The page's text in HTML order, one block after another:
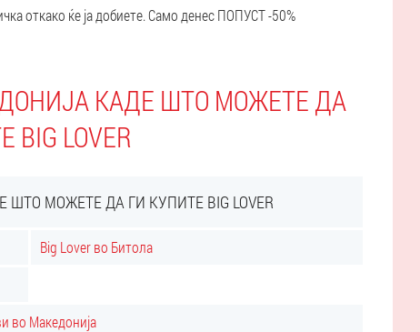
откако ќе ја добиете. Само денес ПОПУСТ -50%
КАДЕ ШТО МОЖЕТЕ ДА
BIG LOVER
МОЖЕТЕ ДА ГИ КУПИТЕ BIG LOVER
Big Lover во Битола
во Македонија